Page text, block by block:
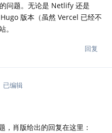
问题。无论是 Netlify 还是
版本（虽然 Vercel 已经不
。
回复
已编辑
肖版给出的回复在这里：